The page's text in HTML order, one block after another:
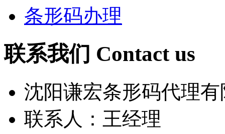
条形码办理
联系我们 Contact us
沈阳谦宏条形码代理
联系人：王经理